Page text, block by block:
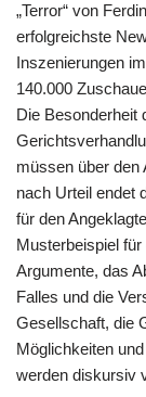
„Terror“ von
erfolgreichste
Inszenierungen
140.000
Die Besonderheit
müssen über den
nach Urteil endet
für den
Musterbeispiel
Argumente, das
Falles und die
Gesellschaft, die
Möglichkeiten
werden diskursiv